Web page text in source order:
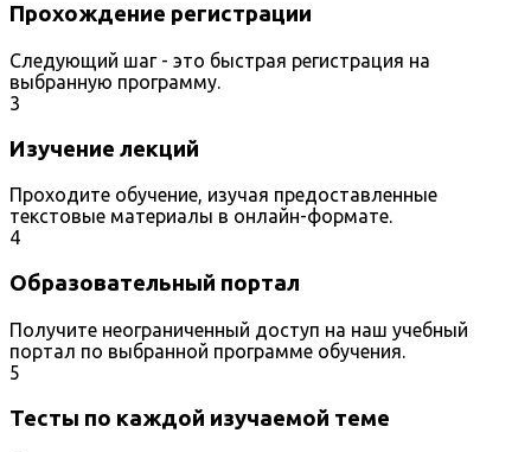
Прохождение регистрации
Следующий шаг - это быстрая регистрация на
выбранную программу.
3
Изучение лекций
Проходите обучение, изучая предоставленные
текстовые материалы в онлайн-формате.
4
Образовательный портал
Получите неограниченный доступ на наш учебный
портал по выбранной программе обучения.
5
Тесты по каждой изучаемой теме